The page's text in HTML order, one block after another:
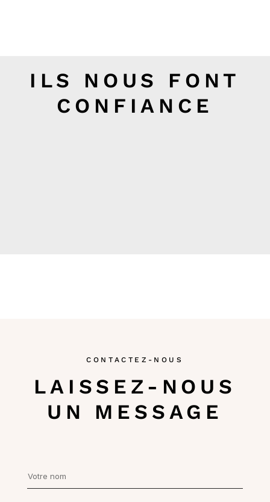
Carole
ILS NOUS FONT
CONFIANCE
Les Bougies de
Carole
CONTACTEZ-NOUS
LAISSEZ-NOUS
UN MESSAGE